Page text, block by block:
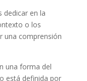
dedicar en la
o los
una comprensión
una forma del
está definida por